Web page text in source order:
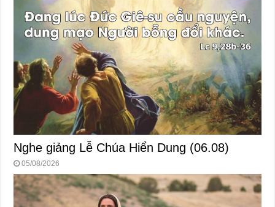
Nghe giảng Lễ Chúa Hiển Dung (06.08)
05/08/2026